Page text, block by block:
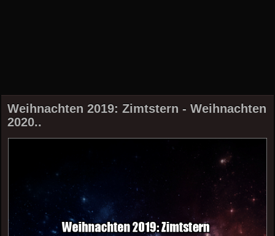
Weihnachten 2019: Zimtstern - Weihnachten
2020..